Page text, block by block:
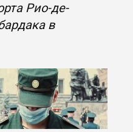
Рио-де-
в